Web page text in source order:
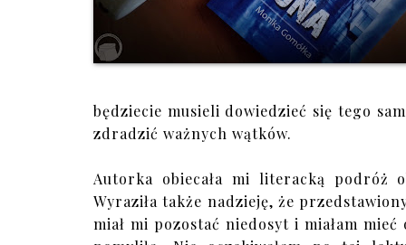
będziecie musieli dowiedzieć się tego
zdradzić ważnych wątków.
Autorka obiecała mi literacką podróż
Wyraziła także nadzieję, że
miał mi pozostać niedosyt i miałam